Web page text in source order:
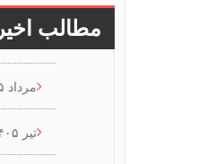
مطالب اخیر
مرداد ۱۴۰۵
تیر ۱۴۰۵